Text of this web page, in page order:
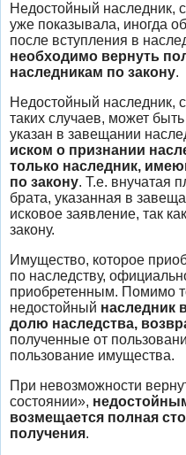
Недостойный наследник,
уже показывала, иногда
после вступления в
необходимо вернуть
наследникам по закону.
Недостойный наследник,
таких случаев, может
указан в завещании
иском о признании
только наследник,
по закону. Т.е. внучатая
брата, указанная в
исковое заявление, так
закону.
Имущество, которое
по наследству,
приобретенным. Помимо
недостойный наследник
долю наследства,
полученные от
пользование имущества.
При невозможности
состоянии»,
возмещается полная
получения.